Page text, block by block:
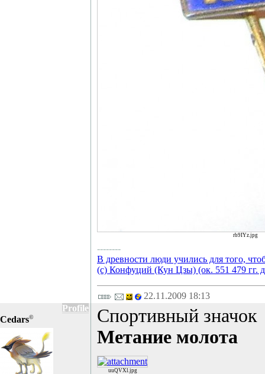
rb9IYz.jpg
--------
В древности люди учились для того,
(с) Конфуций (Кун Цзы) (ок. 551 479 гг.
22.11.2009 18:13
Profile
Cedars©
Спортивный значок
Метание молота
uuQVXl.jpg